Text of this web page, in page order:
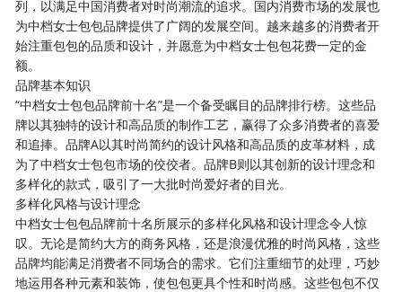
列，以满足中国消费者对时尚潮流的追求。国内消费市场的发展也
为中档女士包包品牌提供了广阔的发展空间。越来越多的消费者开
始注重包包的品质和设计，并愿意为中档女士包包花费一定的金
额。
品牌基本知识
“中档女士包包品牌前十名”是一个备受瞩目的品牌排行榜。这些品
牌以其独特的设计和高品质的制作工艺，赢得了众多消费者的喜爱
和追捧。品牌A以其时尚简约的设计风格和高品质的皮革材料，成
为了中档女士包包市场的佼佼者。品牌B则以其创新的设计理念和
多样化的款式，吸引了一大批时尚爱好者的目光。
多样化风格与设计理念
中档女士包包品牌前十名所展示的多样化风格和设计理念令人惊
叹。无论是简约大方的商务风格，还是浪漫优雅的时尚风格，这些
品牌均能满足消费者不同场合的需求。它们注重细节的处理，巧妙
地运用各种元素和装饰，使包包更具个性和时尚感。这些包包不仅